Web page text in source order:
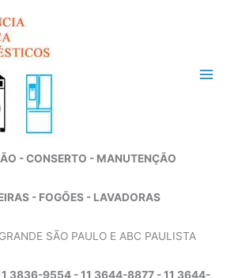
- CONSERTO - MANUTENÇÃO
- FOGÕES - LAVADORAS
SÃO PAULO E ABC PAULISTA
3836-9554 - 11 3644-8877 - 11 3644-